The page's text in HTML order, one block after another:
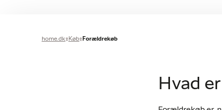
home.dk Køb Forældrekøb
Hvad